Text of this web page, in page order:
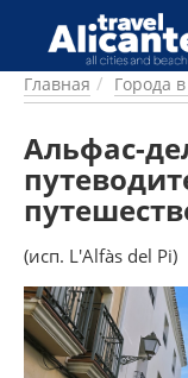
Перейти к
ГОРОДА
ПИТАНИЕ
ПРОЖИВАНИЕ
ПЛЯЖИ
КОМАРКИ
РЕЦЕПТЫ
Главная Города
Альфас-
(исп. L'Alfàs del Pi)